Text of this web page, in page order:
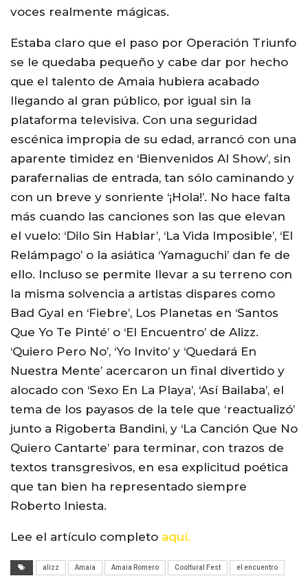
voces realmente mágicas.
Estaba claro que el paso por Operación Triunfo
se le quedaba pequeño y cabe dar por hecho
que el talento de Amaia hubiera acabado
llegando al gran público, por igual sin la
plataforma televisiva. Con una seguridad
escénica impropia de su edad, arrancó con una
aparente timidez en ‘Bienvenidos Al Show’, sin
parafernalias de entrada, tan sólo caminando y
con un breve y sonriente ‘¡Hola!’. No hace falta
más cuando las canciones son las que elevan
el vuelo: ‘Dilo Sin Hablar’, ‘La Vida Imposible’, ‘El
Relámpago’ o la asiática ‘Yamaguchi’ dan fe de
ello. Incluso se permite llevar a su terreno con
la misma solvencia a artistas dispares como
Bad Gyal en ‘Fiebre’, Los Planetas en ‘Santos
Que Yo Te Pinté’ o ‘El Encuentro’ de Alizz.
‘Quiero Pero No’, ‘Yo Invito’ y ‘Quedará En
Nuestra Mente’ acercaron un final divertido y
alocado con ‘Sexo En La Playa’, ‘Así Bailaba’, el
tema de los payasos de la tele que ‘reactualizó’
junto a Rigoberta Bandini, y ‘La Canción Que No
Quiero Cantarte’ para terminar, con trazos de
textos transgresivos, en esa explicitud poética
que tan bien ha representado siempre
Roberto Iniesta.
Lee el artículo completo aquí.
alizz Amaia Amaia Romero Cooltural Fest el encuentro